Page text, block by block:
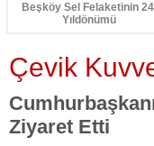
Beşköy Sel Felaketinin
Yıldönümü
Çevik
Ziyaret Etti